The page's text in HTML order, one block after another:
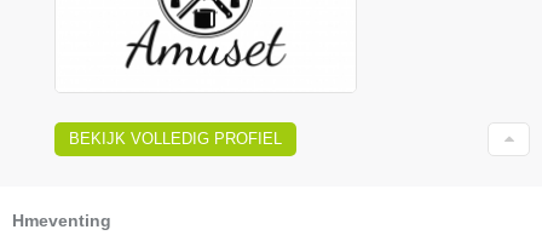
BEKIJK VOLLEDIG PROFIEL
Hmeventing